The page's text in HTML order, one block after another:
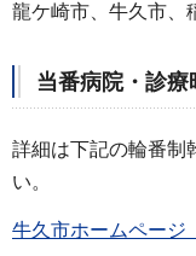
龍ケ崎市、牛久市、
当番病院・診療
詳細は下記の輪番制
い。
牛久市ホームページ